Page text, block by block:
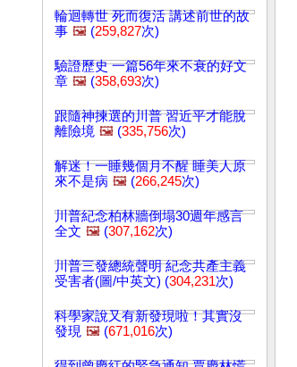
輪迴轉世 死而復活 講述前世的故
事 🖼️ (259,827次)
驗證歷史 一篇56年來不衰的好文
章 🖼️ (358,693次)
跟隨神揀選的川普 習近平才能脫
離險境 🖼️ (335,756次)
解迷！一睡幾個月不醒 睡美人原
來不是病 🖼️ (266,245次)
川普紀念柏林牆倒塌30週年感言
全文 🖼️ (307,162次)
川普三發總統聲明 紀念共產主義
受害者(圖/中英文) (304,231次)
科學家說又有新發現啦！其實沒
發現 🖼️ (671,016次)